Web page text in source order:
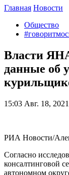
Главная Новости
Общество
Власти
данные об
15:03 Авг. 18, 2021
РИА Новости/
Согласно
консалтинговой
автономном